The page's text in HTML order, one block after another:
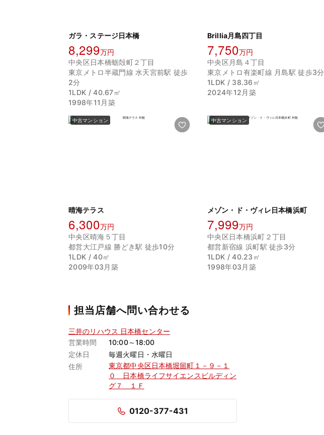
ガラ・ステージ日本橋
8,299万円
中央区日本橋蛎殻町２丁目
東京メトロ半蔵門線 水天宮前駅 徒歩
2分
1LDK / 40.67㎡
1998年11月築
Brillia月島四丁目
7,750万円
中央区月島４丁目
東京メトロ有楽町線 月島駅 徒歩3分
1LDK / 38.36㎡
2024年12月築
中古マンション
晴海テラス
6,300万円
中央区晴海５丁目
都営大江戸線 勝どき駅 徒歩10分
1LDK / 40㎡
2009年03月築
中古マンション
メゾン・ド・ヴィレ日本橋浜町
7,999万円
中央区日本橋浜町２丁目
都営新宿線 浜町駅 徒歩3分
1LDK / 40.23㎡
1998年03月築
担当店舗へ問い合わせる
三井のリハウス 日本橋センター
営業時間
10:00～18:00
定休日
毎週火曜日・水曜日
住所
東京都中央区日本橋堀留町１－９－１
０ 日本橋ライフサイエンスビルディン
グ７ １Ｆ
0120-377-431